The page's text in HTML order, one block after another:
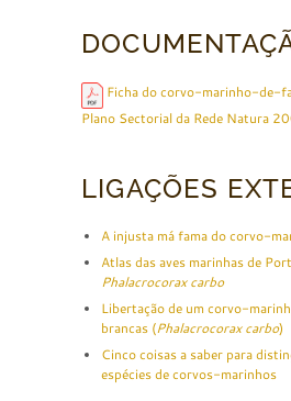
Ficha do corvo-marinho-de-
Plano Sectorial da Rede Natura
LIGAÇÕES
A injusta má fama do corvo-
Atlas das aves marinhas de
Phalacrocorax carbo
Libertação de um corvo-
brancas (Phalacrocorax carbo)
Cinco coisas a saber para
espécies de corvos-marinhos